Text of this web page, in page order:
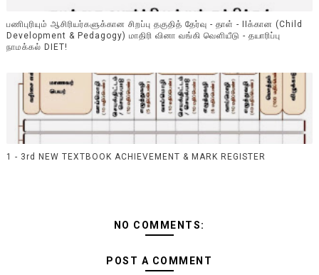
பணிபுரியும் ஆசிரியர்களுக்கான சிறப்பு தகுதித் தேர்வு - தாள் - IIக்கான (Child
Development & Pedagogy) மாதிரி வினா வங்கி வெளியீடு - தயாரிப்பு
நாமக்கல் DIET!
1 - 3rd NEW TEXTBOOK ACHIEVEMENT & MARK REGISTER
NO COMMENTS:
POST A COMMENT